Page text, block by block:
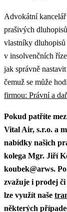
Advokátní
prašivých
vlastníky dluhopisů
v insolvenčních
jak správně
čemuž se může
firmou: Právní a
Pokud patříte
Vital Air, s.r.o. a
nabídky našich
kolega Mgr. Jiří
koubek@arws.
zvažuje i prodej
lze využít naše
některých